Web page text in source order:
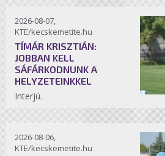
2026-08-07,
KTE/kecskemetite.hu
TÍMÁR KRISZTIÁN:
JOBBAN KELL
SÁFÁRKODNUNK A
HELYZETEINKKEL
Interjú.
2026-08-06,
KTE/kecskemetite.hu